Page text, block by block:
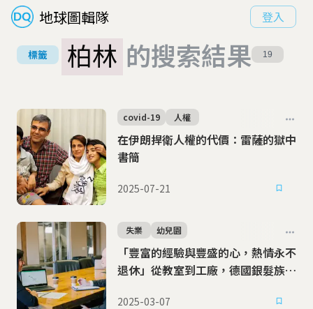
地球圖輯隊 登入
標籤 柏林 的搜索結果 19
在伊朗捍衛人權的代價：雷薩的獄中
書簡
covid-19 人權
2025-07-21
「豐富的經驗與豐盛的心，熱情永不
退休」從教室到工廠，德國銀髮族重
失業 幼兒園
2025-03-07